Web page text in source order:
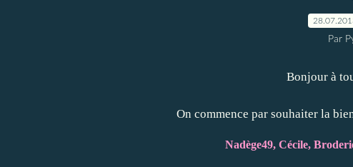
Par
Bonjour à
On commence par souhaiter la
Nadège49, Cécile,